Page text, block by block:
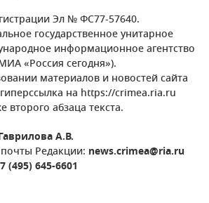
Эл № ФС77-57640.
государственное унитарное
информационное агентство
«Россия сегодня»).
материалов и новостей сайта
на https://crimea.ria.ru
второго абзаца текста.
А.В.
Редакции: news.crimea@ria.ru
7 (495) 645-6601